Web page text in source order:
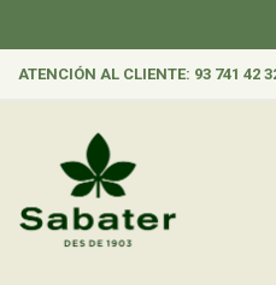
ATENCIÓN AL CLIENTE: 93 741 42